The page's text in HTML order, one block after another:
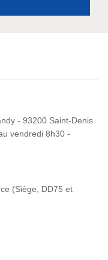
- 93200 Saint-Denis
vendredi 8h30 -
(Siège, DD75 et